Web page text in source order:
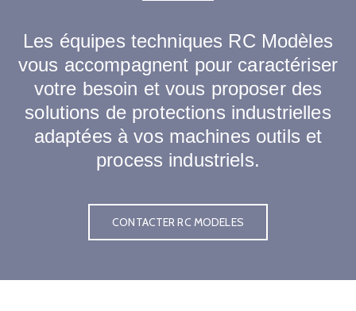
Les équipes techniques RC Modèles
vous accompagnent pour caractériser
votre besoin et vous proposer des
solutions de protections industrielles
adaptées à vos machines outils et
process industriels.
CONTACTER RC MODELES